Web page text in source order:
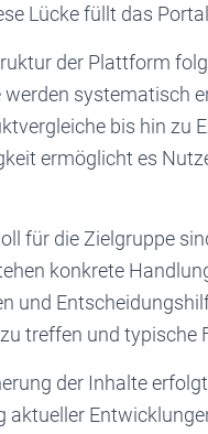
Lücke füllt das
der Plattform
systematisch
bis hin zu
ermöglicht es
für die Zielgruppe
konkrete
und
treffen und typische
der Inhalte
aktueller